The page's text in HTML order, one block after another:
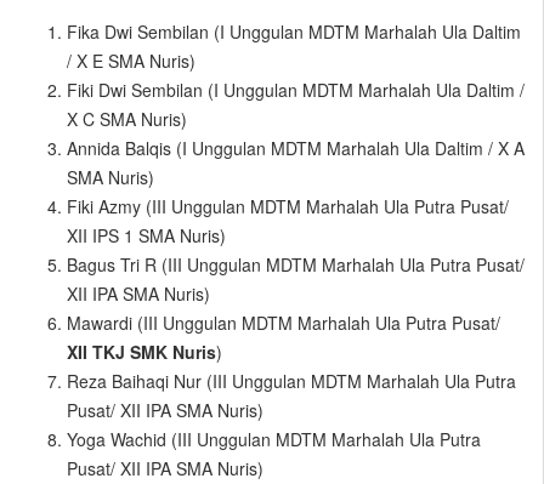
Fika Dwi Sembilan (I Unggulan MDTM Marhalah Ula Daltim
/ X E SMA Nuris)
Fiki Dwi Sembilan (I Unggulan MDTM Marhalah Ula Daltim /
X C SMA Nuris)
Annida Balqis (I Unggulan MDTM Marhalah Ula Daltim / X A
SMA Nuris)
Fiki Azmy (III Unggulan MDTM Marhalah Ula Putra Pusat/
XII IPS 1 SMA Nuris)
Bagus Tri R (III Unggulan MDTM Marhalah Ula Putra Pusat/
XII IPA SMA Nuris)
Mawardi (III Unggulan MDTM Marhalah Ula Putra Pusat/
XII TKJ SMK Nuris)
Reza Baihaqi Nur (III Unggulan MDTM Marhalah Ula Putra
Pusat/ XII IPA SMA Nuris)
Yoga Wachid (III Unggulan MDTM Marhalah Ula Putra
Pusat/ XII IPA SMA Nuris)